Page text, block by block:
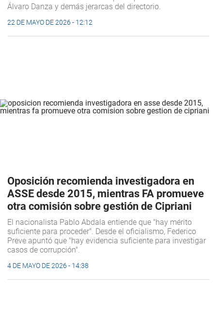
Álvaro Danza y demás jerarcas del directorio.
22 DE MAYO DE 2026 - 12:12
Oposición recomienda investigadora en
ASSE desde 2015, mientras FA promueve
otra comisión sobre gestión de Cipriani
El nacionalista Pablo Abdala entiende que "hay mérito
suficiente para proceder". Desde el oficialismo, Federico
Preve apuntó que "hay evidencia suficiente para investigar
casos de corrupción".
4 DE MAYO DE 2026 - 14:38